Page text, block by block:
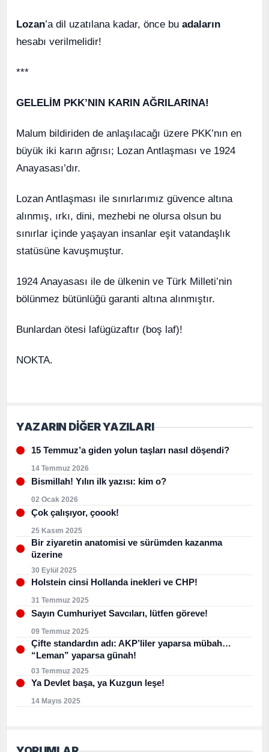
Lozan’a dil uzatılana kadar, önce bu adaların
hesabı verilmelidir!
***
GELELİM PKK’NIN KARIN AĞRILARINA!
Malum bildiriden de anlaşılacağı üzere PKK’nın en
büyük iki karın ağrısı; Lozan Antlaşması ve 1924
Anayasası’dır.
Lozan Antlaşması ile sınırlarımız güvence altına
alınmış, ırkı, dini, mezhebi ne olursa olsun bu
sınırlar içinde yaşayan insanlar eşit vatandaşlık
statüsüne kavuşmuştur.
1924 Anayasası ile de ülkenin ve Türk Milleti’nin
bölünmez bütünlüğü garanti altına alınmıştır.
Bunlardan ötesi lafügüzaftır (boş laf)!
NOKTA.
YAZARIN DİĞER YAZILARI
15 Temmuz’a giden yolun taşları nasıl döşendi?
14 Temmuz 2026
Bismillah! Yılın ilk yazısı: kim o?
02 Ocak 2026
Çok çalışıyor, çoook!
25 Kasım 2025
Bir ziyaretin anatomisi ve sürümden kazanma
üzerine
30 Eylül 2025
Holstein cinsi Hollanda inekleri ve CHP!
31 Temmuz 2025
Sayın Cumhuriyet Savcıları, lütfen göreve!
09 Temmuz 2025
Çifte standardın adı: AKP’liler yaparsa mübah…
“Leman” yaparsa günah!
03 Temmuz 2025
Ya Devlet başa, ya Kuzgun leşe!
14 Mayıs 2025